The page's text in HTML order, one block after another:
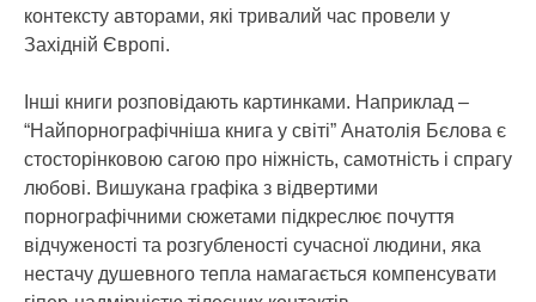
контексту авторами, які тривалий час провели у
Західній Європі.
Інші книги розповідають картинками. Наприклад –
“Найпорнографічніша книга у світі” Анатолія Бєлова є
стосторінковою сагою про ніжність, самотність і спрагу
любові. Вишукана графіка з відвертими
порнографічними сюжетами підкреслює почуття
відчуженості та розгубленості сучасної людини, яка
нестачу душевного тепла намагається компенсувати